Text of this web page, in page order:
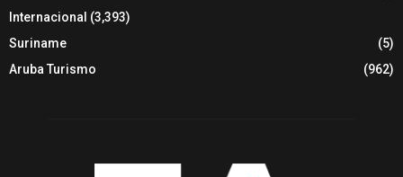
Internacional (3,393)
Suriname
(5)
Aruba Turismo
(962)